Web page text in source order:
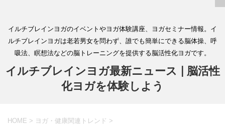
イルチブレインヨガのイベントやヨガ体験講座、ヨガセミナー情報。イ
ルチブレインヨガは老若男女を問わず、誰でも簡単にできる脳体操、呼
吸法、瞑想法などの脳トレーニングを提供する脳活性化ヨガです。
イルチブレインヨガ最新ニュース | 脳活性
化ヨガを体験しよう
HOME > ヨガ・健康関連トレンド >